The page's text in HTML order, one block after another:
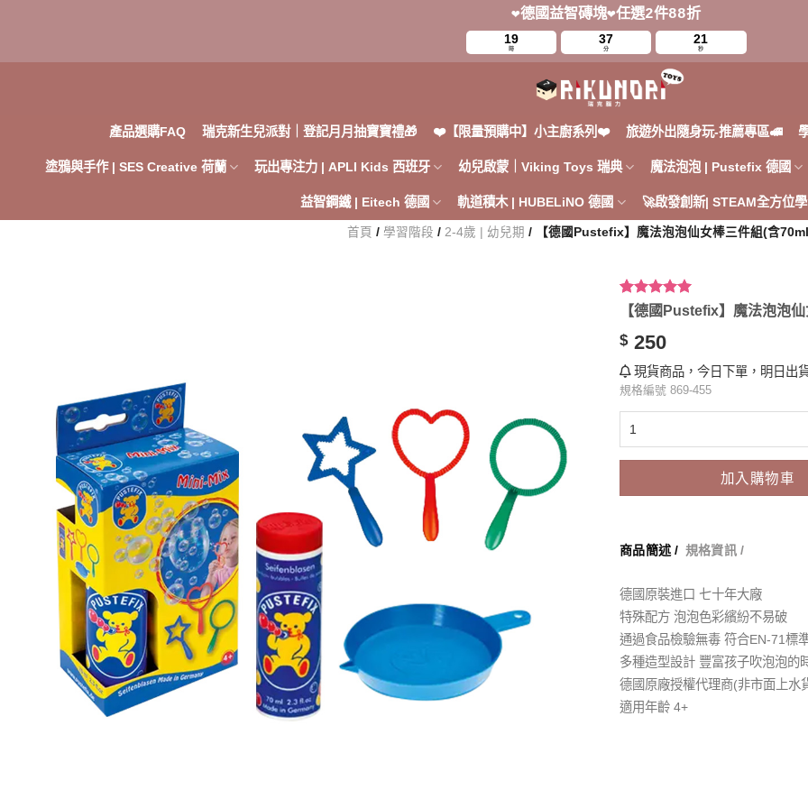
❤️德國益智磚塊❤️任選2件88折
19
時
37
分
19
秒
產品選購FAQ 瑞克新生兒派對｜登記月月抽寶寶禮🎁 ❤️【限量預購中】小主廚系列❤️ 旅遊外出隨身玩-推薦專區🚅
塗鴉與手作 | SES Creative 荷蘭 玩出專注力 | APLI Kids 西班牙 幼兒啟蒙｜Viking Toys 瑞典 魔法泡泡 | Pustefix 德國
益智鋼鐵 | Eitech 德國 軌道積木 | HUBELiNO 德國 🚀啟發創新| STEAM全方位
首頁 / 學習階段 / 2-4歲 | 幼兒期 / 【德國Pustefix】魔法泡泡仙女棒三件組(含
評分5.00/
5，已有
顧客進行評
分
【德國Pustefix】魔法泡泡
$ 250
現貨商品，今日下單，明日出
規格編號 869-455
加入購物車
商品簡述 / 規格資訊 /
德國原裝進口 七十年大廠
特殊配方 泡泡色彩繽紛不易破
通過食品檢驗無毒 符合EN-71標
多種造型設計 豐富孩子吹泡泡的
德國原廠授權代理商(非市面上水
適用年齡 4+